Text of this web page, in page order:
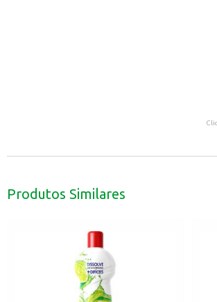
Produtos Similares